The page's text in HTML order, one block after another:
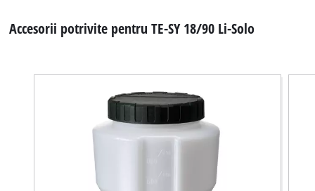
Accesorii potrivite pentru TE-SY 18/90 Li-Solo